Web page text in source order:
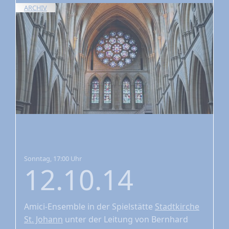
ARCHIV
Sonntag, 17:00 Uhr
12.10.14
Amici-Ensemble in der Spielstätte Stadtkirche
St. Johann unter der Leitung von Bernhard